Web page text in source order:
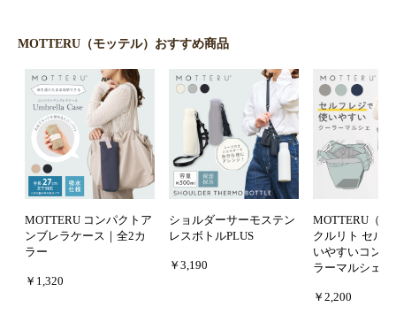
MOTTERU（モッテル）おすすめ商品
MOTTERU コンパクトア
ンブレラケース｜全2カ
ラー
￥1,320
ショルダーサーモステン
レスボトルPLUS
￥3,190
MOTTERU（モ
クルリト セル
いやすいコン
ラーマルシェバ
￥2,200